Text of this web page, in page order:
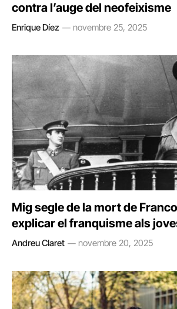
contra l’auge del neofeixisme
Enrique Díez novembre 25, 2025
Mig segle de la mort de
explicar el franquisme als
Andreu Claret novembre 20, 2025